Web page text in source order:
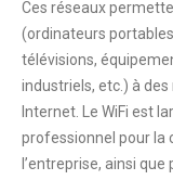
Ces réseaux
(ordinateurs
télévisions,
industriels, etc.) à des
Internet. Le WiFi est
professionnel pour la
l’entreprise, ainsi que